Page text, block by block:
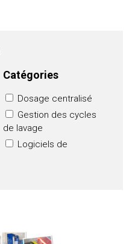
Catégories
Dosage centralisé
Gestion des cycles
de lavage
Logiciels de